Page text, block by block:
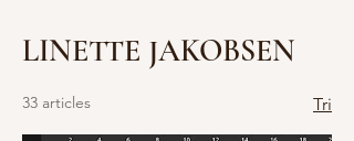
LINETTE JAKOBSEN
33 articles Tri